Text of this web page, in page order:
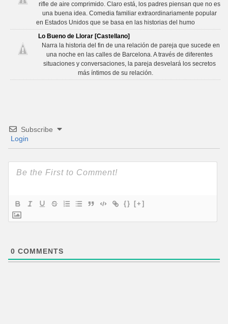
rifle de aire comprimido. Claro está, los padres piensan que no es
una buena idea. Comedia familiar extraordinariamente popular
en Estados Unidos que se basa en las historias del humo
Lo Bueno de Llorar [Castellano]
Narra la historia del fin de una relación de pareja que sucede en
una noche en las calles de Barcelona. A través de diferentes
situaciones y conversaciones, la pareja desvelará los secretos
más íntimos de su relación.
Subscribe
Login
{} [+]
0 COMMENTS